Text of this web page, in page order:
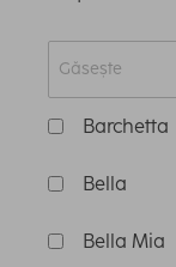
Barchetta
Bella
Bella Mia